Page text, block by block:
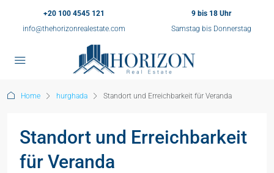
+20 100 4545 121
info@thehorizonrealestate.com
9 bis 18 Uhr
Samstag bis Donnerstag
Home hurghada Standort und Erreichbarkeit für Veranda
Standort und Erreichbarkeit
für Veranda